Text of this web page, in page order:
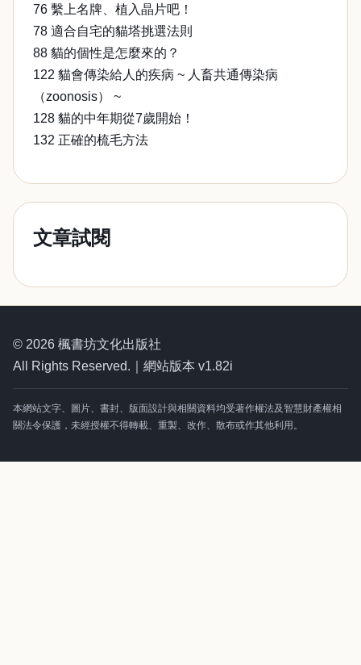
76 繫上名牌、植入晶片吧！
78 適合自宅的貓塔挑選法則
88 貓的個性是怎麼來的？
122 貓會傳染給人的疾病 ~ 人畜共通傳染病
（zoonosis） ~
128 貓的中年期從7歲開始！
132 正確的梳毛方法
文章試閱
© 2026 楓書坊文化出版社
All Rights Reserved.｜網站版本 v1.82i
本網站文字、圖片、書封、版面設計與相關資料均受著作權法及智慧財產權相
關法令保護，未經授權不得轉載、重製、改作、散布或作其他利用。